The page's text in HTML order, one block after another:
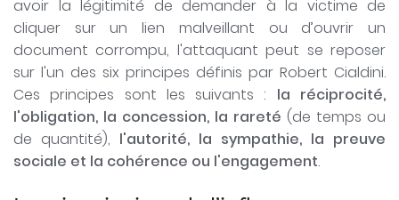
avoir la légitimité de demander à la victime de
cliquer sur un lien malveillant ou d’ouvrir un
document corrompu, l'attaquant peut se reposer
sur l'un des six principes définis par Robert Cialdini.
Ces principes sont les suivants : la réciprocité,
l'obligation, la concession, la rareté (de temps ou
de quantité), l'autorité, la sympathie, la preuve
sociale et la cohérence ou l'engagement.